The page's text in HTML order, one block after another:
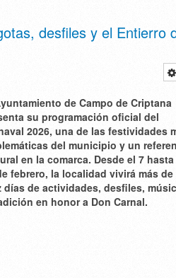
desfiles y el Entierro
de Campo de Criptana
su programación oficial del
2026, una de las festividades
del municipio y un
en la comarca. Desde el 7 hasta
febrero, la localidad vivirá más de
días de actividades, desfiles,
en honor a Don Carnal.